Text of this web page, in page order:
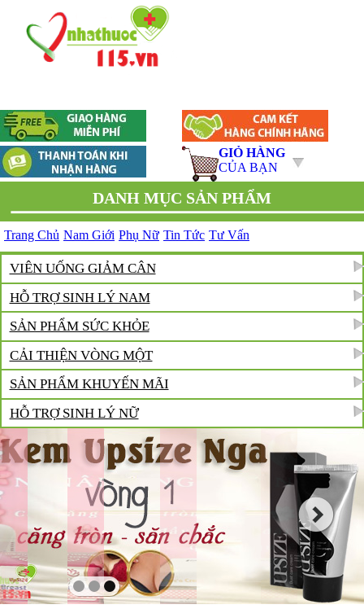
GIỎ HÀNG
CỦA BẠN
DANH MỤC SẢN PHẨM
Trang Chủ Nam Giới Phụ Nữ Tin Tức Tư Vấn
VIÊN UỐNG GIẢM CÂN
HỖ TRỢ SINH LÝ NAM
SẢN PHẨM SỨC KHỎE
CẢI THIỆN VÒNG MỘT
SẢN PHẨM KHUYẾN MÃI
HỖ TRỢ SINH LÝ NỮ